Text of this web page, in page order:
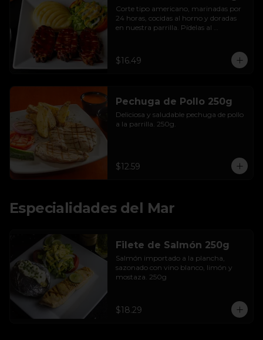
Corte tipo americano, marinadas por
24 horas, cocidas al horno y doradas
en nuestra parrilla. Pídelas al
$16.49
Pechuga de Pollo 250g
Deliciosa y saludable pechuga de pollo
a la parrilla. 250g.
$12.59
Especialidades del Mar
Filete de Salmón 250g
Salmón importado a la plancha,
sazonado con vino blanco, limón y
mostaza. 250g
$18.29